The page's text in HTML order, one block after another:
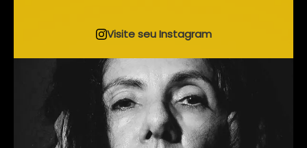
Visite seu Instagram